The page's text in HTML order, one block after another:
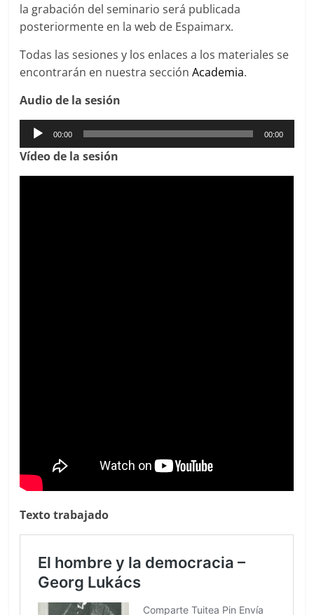
la grabación del seminario será publicada
posteriormente en la web de Espaimarx.
Todas las sesiones y los enlaces a los materiales se
encontrarán en nuestra secciónAcademia.
Audio de la sesión
Reproductor
de
audio
00:00 00:00
Vídeo de la sesión
Texto trabajado